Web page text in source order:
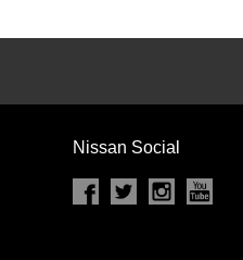
Nissan Social